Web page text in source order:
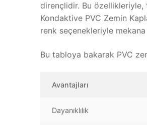
dirençlidir. Bu özellikleriyle,
Kondaktive PVC Zemin
renk seçenekleriyle
Bu tabloya bakarak PVC
Avantajları
Dayanıklılık